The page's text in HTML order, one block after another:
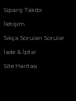
Sipariş Takibi
İletişim
Sıkça Sorulan Sorular
İade & İptal
Site Haritası